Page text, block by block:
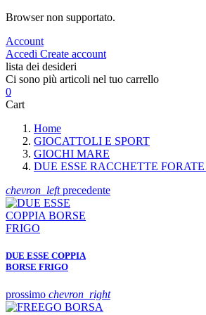
Browser non supportato.
Account
Accedi Create account
lista dei desideri
Ci sono più articoli nel tuo carrello
0
Cart
Home
GIOCATTOLI E SPORT
GIOCHI MARE
DUE ESSE RACCHETTE
chevron_leftprecedente
DUE ESSE COPPIA
BORSE FRIGO
prossimo chevron_right